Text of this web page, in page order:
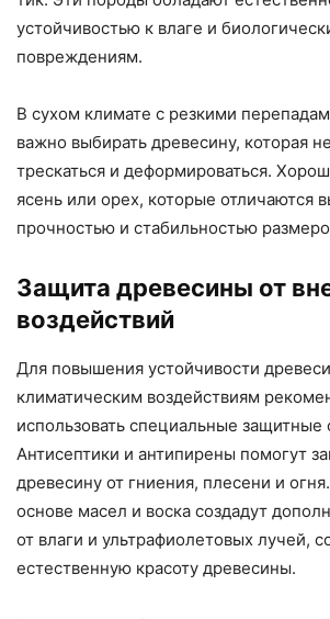
устойчивостью к влаге и
повреждениям.
В сухом климате с резкими
важно выбирать древесину, которая
трескаться и деформироваться.
ясень или орех, которые отличаются
прочностью и стабильностью
Защита древесины от
воздействий
Для повышения устойчивости
климатическим воздействиям
использовать специальные защитные
Антисептики и антипирены помогут
древесину от гниения, плесени и
основе масел и воска создадут
от влаги и ультрафиолетовых лучей,
естественную красоту древесины.